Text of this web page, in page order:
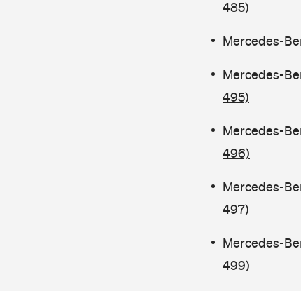
485)
Mercedes-
Mercedes-
495)
Mercedes-
496)
Mercedes-
497)
Mercedes-
499)